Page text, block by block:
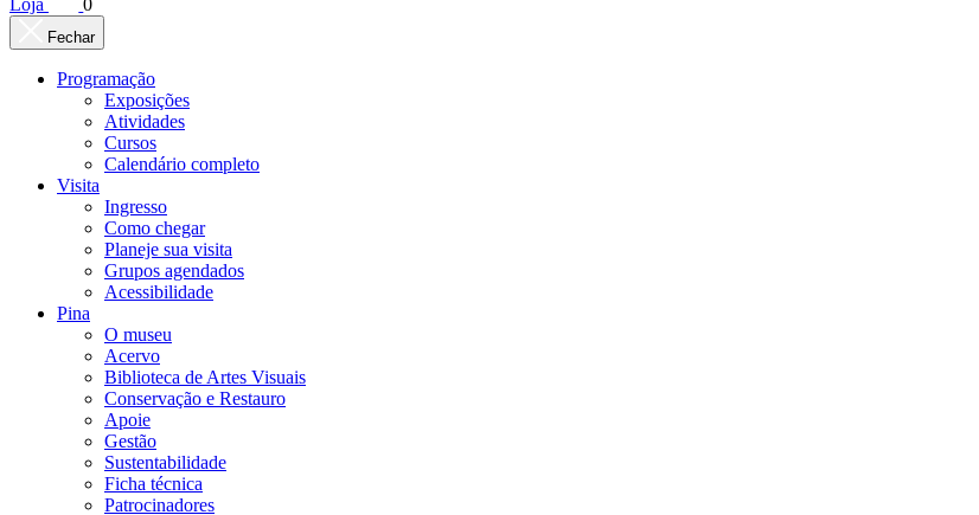
Fechar
Programação
Exposições
Atividades
Cursos
Calendário completo
Visita
Ingresso
Como chegar
Planeje sua visita
Grupos agendados
Acessibilidade
Pina
O museu
Acervo
Biblioteca de Artes Visuais
Conservação e Restauro
Apoie
Gestão
Sustentabilidade
Ficha técnica
Patrocinadores